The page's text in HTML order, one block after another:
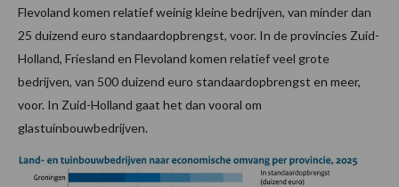
Flevoland komen relatief weinig kleine bedrijven, van minder dan
25 duizend euro standaardopbrengst, voor. In de provincies Zuid-
Holland, Friesland en Flevoland komen relatief veel grote
bedrijven, van 500 duizend euro standaardopbrengst en meer,
voor. In Zuid-Holland gaat het dan vooral om
glastuinbouwbedrijven.